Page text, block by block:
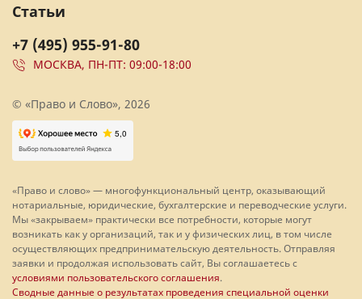
+7 (495) 955-91-80
МОСКВА, ПН-ПТ: 09:00-18:00
Статьи
© «Право и Слово», 2026
«Право и слово» — многофункциональный центр, оказывающий
нотариальные, юридические, бухгалтерские и переводческие услуги.
Мы «закрываем» практически все потребности, которые могут
возникать как у организаций, так и у физических лиц, в том числе
осуществляющих предпринимательскую деятельность. Отправляя
заявки и продолжая использовать сайт, Вы соглашаетесь с
условиями пользовательского соглашения.
Сводные данные о результатах проведения специальной оценки